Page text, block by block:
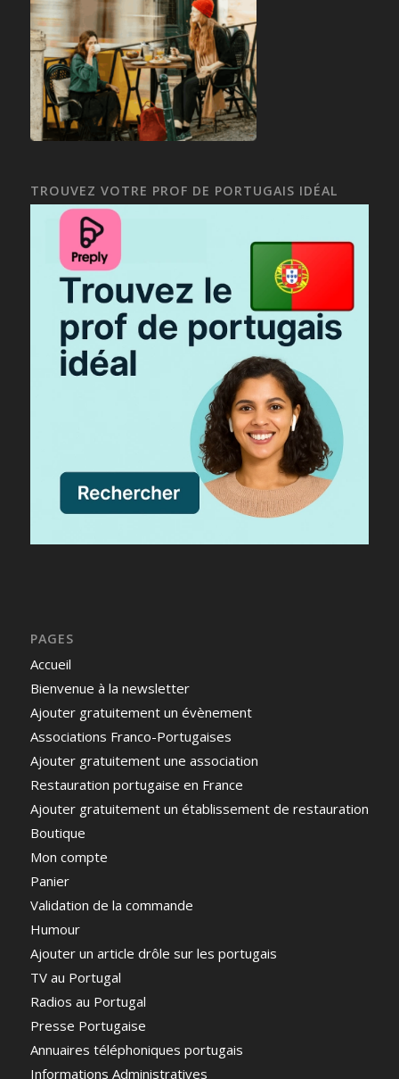
TROUVEZ VOTRE PROF DE PORTUGAIS IDÉAL
PAGES
Accueil
Bienvenue à la newsletter
Ajouter gratuitement un évènement
Associations Franco-Portugaises
Ajouter gratuitement une association
Restauration portugaise en France
Ajouter gratuitement un établissement de restauration
Boutique
Mon compte
Panier
Validation de la commande
Humour
Ajouter un article drôle sur les portugais
TV au Portugal
Radios au Portugal
Presse Portugaise
Annuaires téléphoniques portugais
Informations Administratives